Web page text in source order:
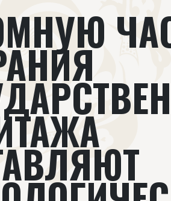
Всемирное общество
Новости
Подкасты
Видеолекторий